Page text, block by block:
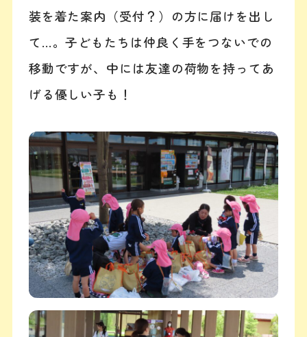
装を着た案内（受付？）の方に届けを出し
て…。子どもたちは仲良く手をつないでの
移動ですが、中には友達の荷物を持ってあ
げる優しい子も！